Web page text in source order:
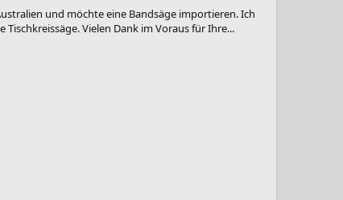
und möchte eine Bandsäge importieren. Ich
Vielen Dank im Voraus für Ihre...